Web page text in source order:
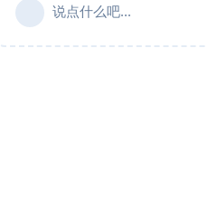
说点什么吧...